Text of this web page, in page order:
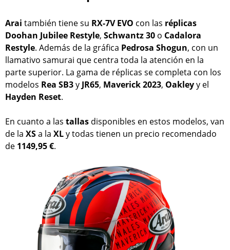
Arai también tiene su RX-7V EVO con las réplicas
Doohan Jubilee Restyle, Schwantz30 o Cadalora
Restyle. Además de la gráfica Pedrosa Shogun, con un
llamativo samurai que centra toda la atención en la
parte superior. La gama de réplicas se completa con los
modelos Rea SB3y JR65, Maverick2023, Oakleyy el
Hayden Reset.
En cuanto a las tallas disponibles en estos modelos, van
de la XSa la XLy todas tienen un precio recomendado
de 1149,95 €.